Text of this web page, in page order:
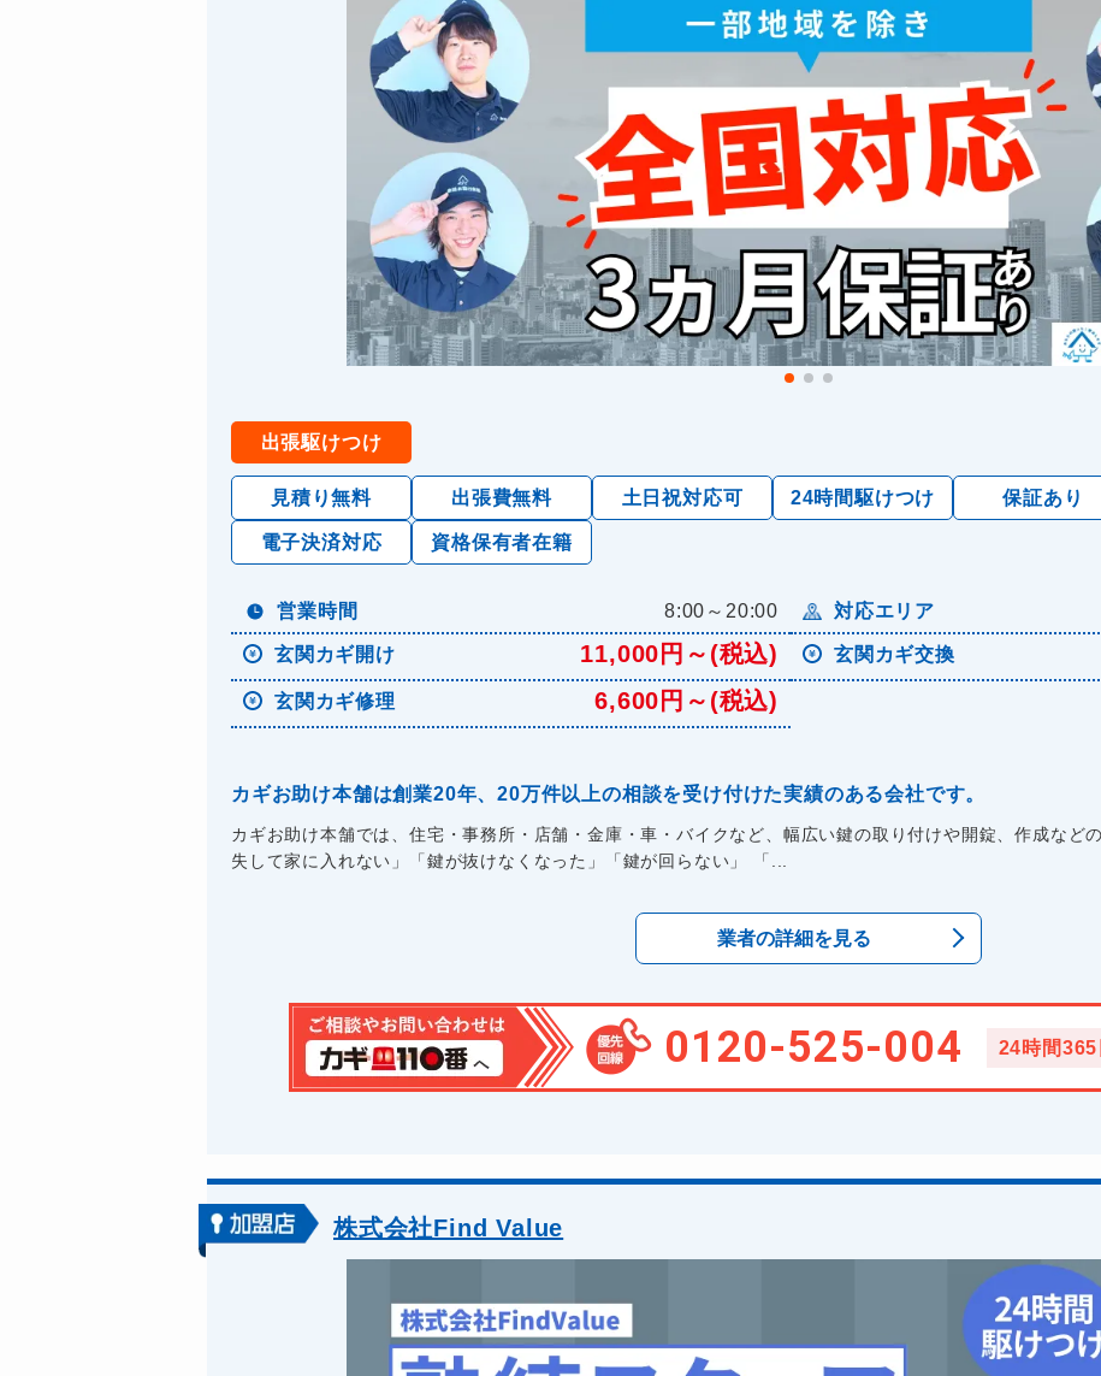
出張駆けつけ
見積り無料 出張費無料 土日祝対応可 24時間駆けつけ 保証あり
電子決済対応 資格保有者在籍
営業時間 8:00～20:00 対応エリア
玄関カギ開け 11,000円～(税込) 玄関カギ交換
玄関カギ修理 6,600円～(税込)
カギお助け本舗は創業20年、20万件以上の相談を受け付けた実績のある会社です。
カギお助け本舗では、住宅・事務所・店舗・金庫・車・バイクなど、幅広い鍵の取り付けや開錠、作成など
失して家に入れない」「鍵が抜けなくなった」「鍵が回らない」 「...
業者の詳細を見る
0120-525-004 24時間365
株式会社Find Value